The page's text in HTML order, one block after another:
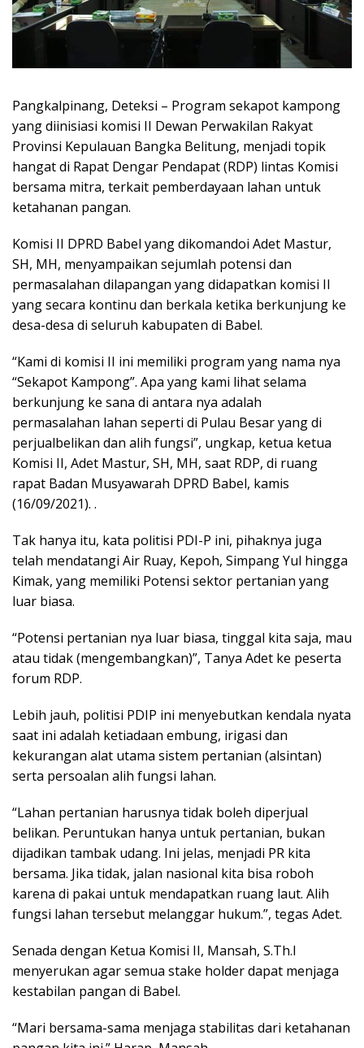
Pangkalpinang, Deteksi – Program sekapot kampong
yang diinisiasi komisi II Dewan Perwakilan Rakyat
Provinsi Kepulauan Bangka Belitung, menjadi topik
hangat di Rapat Dengar Pendapat (RDP) lintas Komisi
bersama mitra, terkait pemberdayaan lahan untuk
ketahanan pangan.
Komisi II DPRD Babel yang dikomandoi Adet Mastur,
SH, MH, menyampaikan sejumlah potensi dan
permasalahan dilapangan yang didapatkan komisi II
yang secara kontinu dan berkala ketika berkunjung ke
desa-desa di seluruh kabupaten di Babel.
“Kami di komisi II ini memiliki program yang nama nya
“Sekapot Kampong”. Apa yang kami lihat selama
berkunjung ke sana di antara nya adalah
permasalahan lahan seperti di Pulau Besar yang di
perjualbelikan dan alih fungsi”, ungkap, ketua ketua
Komisi II, Adet Mastur, SH, MH, saat RDP, di ruang
rapat Badan Musyawarah DPRD Babel, kamis
(16/09/2021). .
Tak hanya itu, kata politisi PDI-P ini, pihaknya juga
telah mendatangi Air Ruay, Kepoh, Simpang Yul hingga
Kimak, yang memiliki Potensi sektor pertanian yang
luar biasa.
“Potensi pertanian nya luar biasa, tinggal kita saja, mau
atau tidak (mengembangkan)”, Tanya Adet ke peserta
forum RDP.
Lebih jauh, politisi PDIP ini menyebutkan kendala nyata
saat ini adalah ketiadaan embung, irigasi dan
kekurangan alat utama sistem pertanian (alsintan)
serta persoalan alih fungsi lahan.
“Lahan pertanian harusnya tidak boleh diperjual
belikan. Peruntukan hanya untuk pertanian, bukan
dijadikan tambak udang. Ini jelas, menjadi PR kita
bersama. Jika tidak, jalan nasional kita bisa roboh
karena di pakai untuk mendapatkan ruang laut. Alih
fungsi lahan tersebut melanggar hukum.”, tegas Adet.
Senada dengan Ketua Komisi II, Mansah, S.Th.I
menyerukan agar semua stake holder dapat menjaga
kestabilan pangan di Babel.
“Mari bersama-sama menjaga stabilitas dari ketahanan